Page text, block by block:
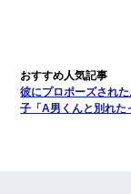
彼にプロポーズされ
子「A男くんと別れた